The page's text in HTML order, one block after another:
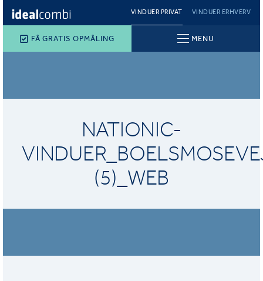
VINDUER PRIVAT VINDUER ERHVERV
FÅ GRATIS OPMÅLING MENU
NATIONIC-
(5)_WEB